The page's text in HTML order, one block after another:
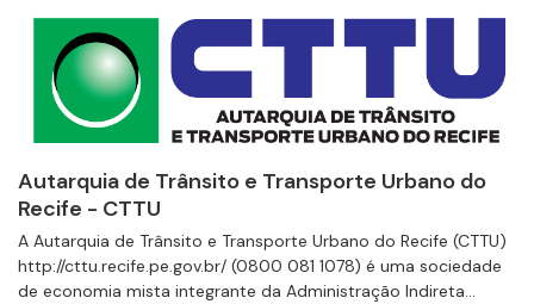
Autarquia de Trânsito e Transporte Urbano do
Recife - CTTU
A Autarquia de Trânsito e Transporte Urbano do Recife (CTTU)
http://cttu.recife.pe.gov.br/ (0800 081 1078) é uma sociedade
de economia mista integrante da Administração Indireta...